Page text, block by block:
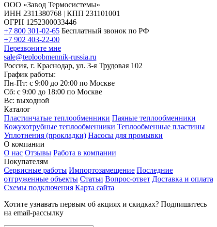
ООО «Завод Термосистемы»
ИНН 2311380768 | КПП 231101001
ОГРН 1252300033446
+7 800 301-02-65 Бесплатный звонок по РФ
+7 902 403-22-00
Перезвоните мне
sale@teploobmennik-russia.ru
Россия, г. Краснодар, ул. 3-я Трудовая 102
График работы:
Пн-Пт: с 9:00 до 20:00 по Москве
Сб: с 9:00 до 18:00 по Москве
Вс: выходной
Каталог
Пластинчатые теплообменники Паяные теплообменники
Кожухотрубные теплообменники Теплообменные пластины
Уплотнения (прокладки) Насосы для промывки
О компании
О нас Отзывы Работа в компании
Покупателям
Сервисные работы Импортозамещение Последние
отгруженные объекты Статьи Вопрос-ответ Доставка и оплата
Схемы подключения Карта сайта
Хотите узнавать первым об акциях и скидках? Подпишитесь
на email-рассылку